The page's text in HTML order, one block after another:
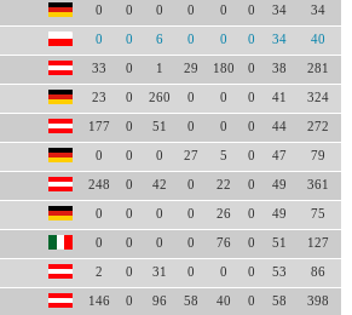
0 0 0 0 0 0 34 34
0 0 6 0 0 0 34 40
33 0 1 29 180 0 38 281
23 0 260 0 0 0 41 324
177 0 51 0 0 0 44 272
0 0 0 27 5 0 47 79
248 0 42 0 22 0 49 361
0 0 0 0 26 0 49 75
0 0 0 0 76 0 51 127
2 0 31 0 0 0 53 86
146 0 96 58 40 0 58 398